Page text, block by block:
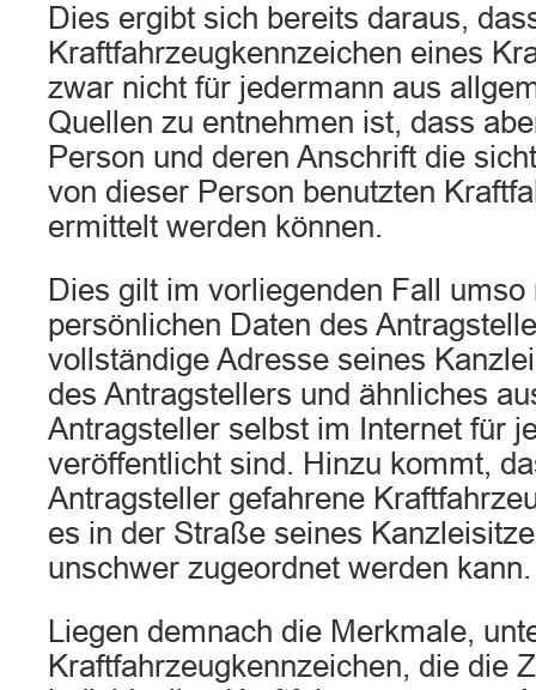
Dies ergibt sich bereits daraus,
Kraftfahrzeugkennzeichen eines
zwar nicht für jedermann aus
Quellen zu entnehmen ist, dass
Person und deren Anschrift die
von dieser Person benutzten
ermittelt werden können.
Dies gilt im vorliegenden Fall umso
persönlichen Daten des
vollständige Adresse seines
des Antragstellers und ähnliches
Antragsteller selbst im Internet für
veröffentlicht sind. Hinzu kommt,
Antragsteller gefahrene
es in der Straße seines
unschwer zugeordnet werden kann.
Liegen demnach die Merkmale,
Kraftfahrzeugkennzeichen, die die